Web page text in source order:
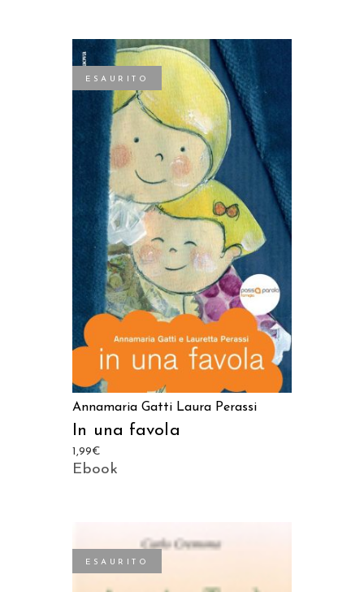
ESAURITO
LEGGI TUTTO
Annamaria Gatti Laura Perassi
In una favola
1,99€
Ebook
ESAURITO